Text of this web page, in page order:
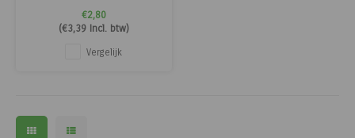
zonnebloem kiemen met een
heerlijke nootachtige smaak,
vergelijkbaar met verse
zonnebloempitten. Deze
€2,80
(€3,39Incl. btw)
Vergelijk